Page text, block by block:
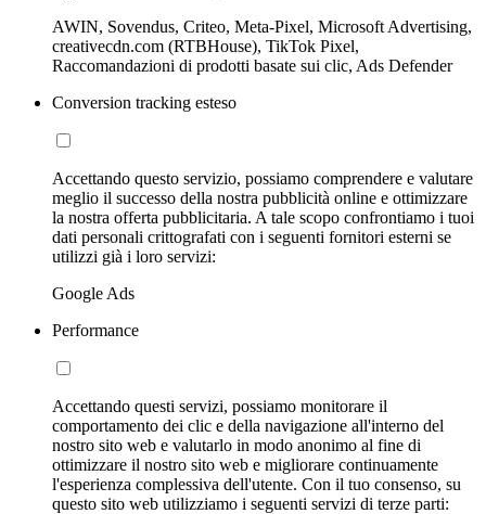
AWIN, Sovendus, Criteo, Meta-Pixel, Microsoft Advertising,
creativecdn.com (RTBHouse), TikTok Pixel,
Raccomandazioni di prodotti basate sui clic, Ads Defender
Conversion tracking esteso
Accettando questo servizio, possiamo comprendere e valutare
meglio il successo della nostra pubblicità online e ottimizzare
la nostra offerta pubblicitaria. A tale scopo confrontiamo i tuoi
dati personali crittografati con i seguenti fornitori esterni se
utilizzi già i loro servizi:
Google Ads
Performance
Accettando questi servizi, possiamo monitorare il
comportamento dei clic e della navigazione all'interno del
nostro sito web e valutarlo in modo anonimo al fine di
ottimizzare il nostro sito web e migliorare continuamente
l'esperienza complessiva dell'utente. Con il tuo consenso, su
questo sito web utilizziamo i seguenti servizi di terze parti: